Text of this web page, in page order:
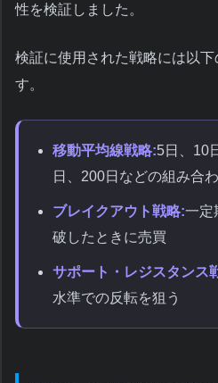
性を検証しました。
検証に使用された戦略には以
す。
移動平均線戦略:5日、10
日、200日などの組み合
ブレイクアウト戦略:一定
破したときに売買
サポート・レジスタンス
水準での反転を狙う